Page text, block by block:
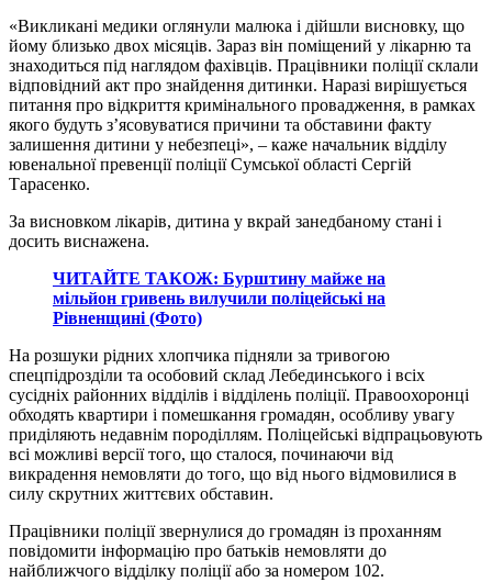
«Викликані медики оглянули малюка і дійшли висновку, що
йому близько двох місяців. Зараз він поміщений у лікарню та
знаходиться під наглядом фахівців. Працівники поліції склали
відповідний акт про знайдення дитинки. Наразі вирішується
питання про відкриття кримінального провадження, в рамках
якого будуть з’ясовуватися причини та обставини факту
залишення дитини у небезпеці», – каже начальник відділу
ювенальної превенції поліції Сумської області Сергій
Тарасенко.
За висновком лікарів, дитина у вкрай занедбаному стані і
досить виснажена.
ЧИТАЙТЕ ТАКОЖ: Бурштину майже на
мільйон гривень вилучили поліцейські на
Рівненщині (Фото)
На розшуки рідних хлопчика підняли за тривогою
спецпідрозділи та особовий склад Лебединського і всіх
сусідніх районних відділів і відділень поліції. Правоохоронці
обходять квартири і помешкання громадян, особливу увагу
приділяють недавнім породіллям. Поліцейські відпрацьовують
всі можливі версії того, що сталося, починаючи від
викрадення немовляти до того, що від нього відмовилися в
силу скрутних життєвих обставин.
Працівники поліції звернулися до громадян із проханням
повідомити інформацію про батьків немовляти до
найближчого відділку поліції або за номером 102.